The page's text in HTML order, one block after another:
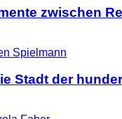
zwischen
Stadt der